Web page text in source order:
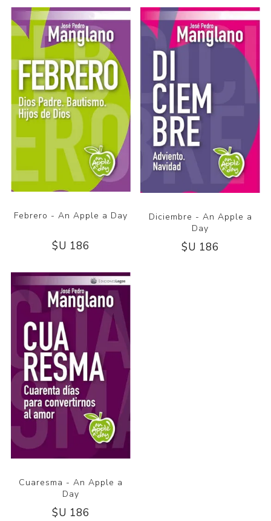
Febrero - An Apple a Day
$U 186
Diciembre - An Apple a
Day
$U 186
Cuaresma - An Apple a
Day
$U 186